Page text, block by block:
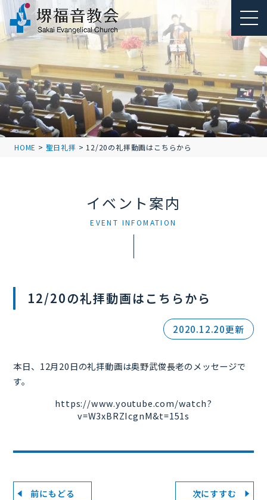
HOME > 聖日礼拝 > 12/20の礼拝動画はこちらから
イベント案内
EVENT INFOMATION
12/20の礼拝動画はこちらから
2020.12.20更新
本日、12月20日の礼拝動画は奥野武俊長老のメッセージで
す。
https://www.youtube.com/watch?
v=W3xBRZIcgnM&t=151s
前にもどる 次にすすむ